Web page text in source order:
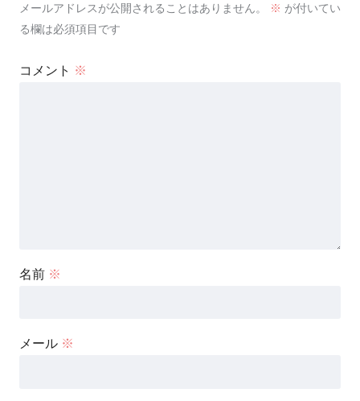
メールアドレスが公開されることはありません。 ※ が付いてい
る欄は必須項目です
コメント ※
名前 ※
メール ※